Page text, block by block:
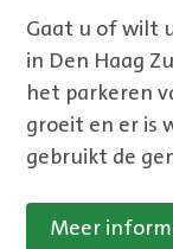
Gaat u of wilt
in Den Haag
het parkeren
groeit en er is
gebruikt de
Meer